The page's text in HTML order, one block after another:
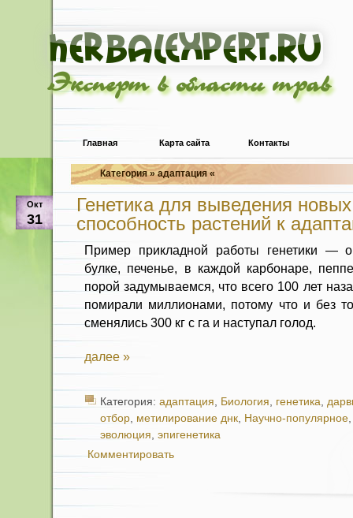
Эксперт в области трав
Главная Карта сайта Контакты
Категория » адаптация «
Окт
31
Генетика для выведения
способность растений к
Пример прикладной работы генетики —
булке, печенье, в каждой карбонаре,
порой задумываемся, что всего 100 лет
помирали миллионами, потому что и без
сменялись 300 кг с га и наступал голод.
далее »
Категория: адаптация, Биология, генетика,
отбор, метилирование днк, Научно-популярное
эволюция, эпигенетика
Комментировать